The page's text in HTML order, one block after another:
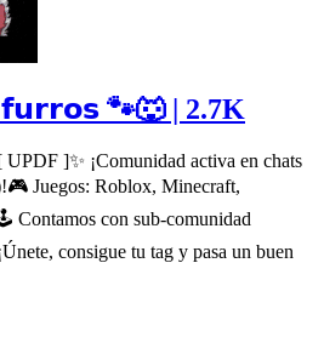
🐾🐺 | 2.7K
]✨ ¡Comunidad activa en chats
Juegos: Roblox, Minecraft,
Contamos con sub-comunidad
consigue tu tag y pasa un buen